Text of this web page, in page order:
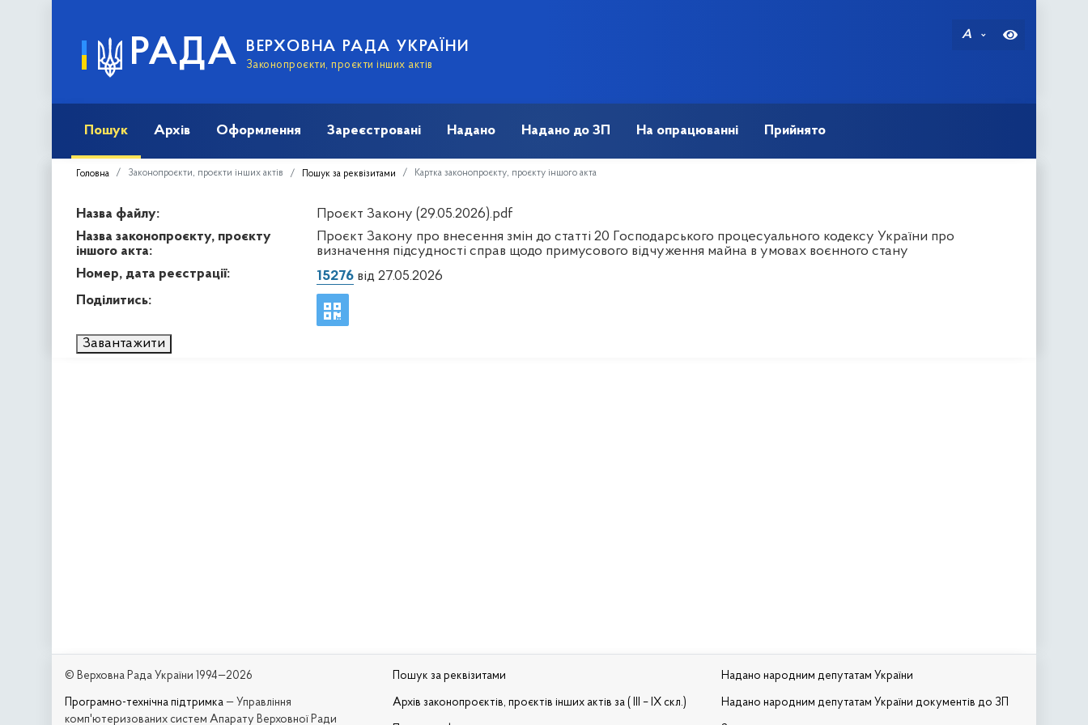
РАДА ВЕРХОВНА РАДА УКРАЇНИ
Законопроєкти, проєкти інших актів
A
Пошук Архів Оформлення Зареєстровані Надано Надано до ЗП На опрацюванні Прийнято
Головна Законопроєкти, проєкти інших актів Пошук за реквізитами Картка законопроєкту, проєкту іншого акта
Назва файлу:
Проєкт Закону (29.05.2026).pdf
Назва законопроєкту, проєкту
іншого акта:
Проєкт Закону про внесення змін до статті 20 Господарського процесуального кодексу України про
визначення підсудності справ щодо примусового відчуження майна в умовах воєнного стану
Номер, дата реєстрації:
15276від 27.05.2026
Поділитись:
Завантажити
© Верховна Рада України 1994—2026
Програмно-технічна підтримка — Управління
комп'ютеризованих систем Апарату Верховної Ради
Пошук за реквізитами
Архів законопроєктів, проєктів інших актів за ( III – IX скл.)
Надано народним депутатам України
Надано народним депутатам України документів до ЗП